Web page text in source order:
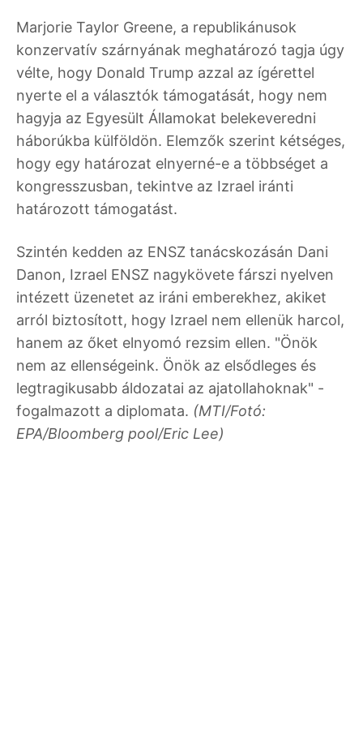
Marjorie Taylor Greene, a republikánusok
konzervatív szárnyának meghatározó tagja úgy
vélte, hogy Donald Trump azzal az ígérettel
nyerte el a választók támogatását, hogy nem
hagyja az Egyesült Államokat belekeveredni
háborúkba külföldön. Elemzők szerint kétséges,
hogy egy határozat elnyerné-e a többséget a
kongresszusban, tekintve az Izrael iránti
határozott támogatást.
Szintén kedden az ENSZ tanácskozásán Dani
Danon, Izrael ENSZ nagykövete fárszi nyelven
intézett üzenetet az iráni emberekhez, akiket
arról biztosított, hogy Izrael nem ellenük harcol,
hanem az őket elnyomó rezsim ellen. "Önök
nem az ellenségeink. Önök az elsődleges és
legtragikusabb áldozatai az ajatollahoknak" -
fogalmazott a diplomata. (MTI/Fotó:
EPA/Bloomberg pool/Eric Lee)